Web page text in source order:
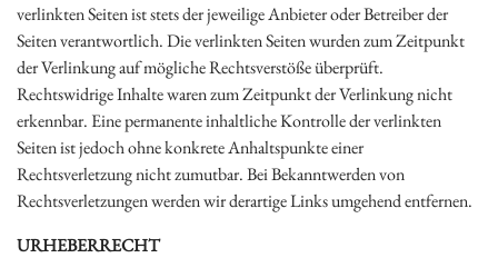
verlinkten Seiten ist stets der jeweilige Anbieter oder Betreiber der
Seiten verantwortlich. Die verlinkten Seiten wurden zum Zeitpunkt
der Verlinkung auf mögliche Rechtsverstöße überprüft.
Rechtswidrige Inhalte waren zum Zeitpunkt der Verlinkung nicht
erkennbar. Eine permanente inhaltliche Kontrolle der verlinkten
Seiten ist jedoch ohne konkrete Anhaltspunkte einer
Rechtsverletzung nicht zumutbar. Bei Bekanntwerden von
Rechtsverletzungen werden wir derartige Links umgehend entfernen.
URHEBERRECHT